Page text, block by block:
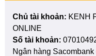
Chủ tài khoản: KENH
ONLINE
Số tài khoản:
Ngân hàng